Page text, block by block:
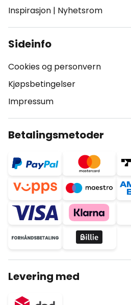
Inspirasjon | Nyhetsrom
Sideinfo
Cookies og personvern
Kjøpsbetingelser
Impressum
Betalingsmetoder
Levering med